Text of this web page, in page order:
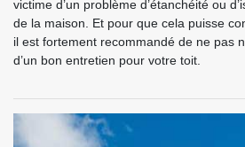
victime d’un problème d’étanchéité ou
de la maison. Et pour que cela puisse
il est fortement recommandé de ne pas
d’un bon entretien pour votre toit.